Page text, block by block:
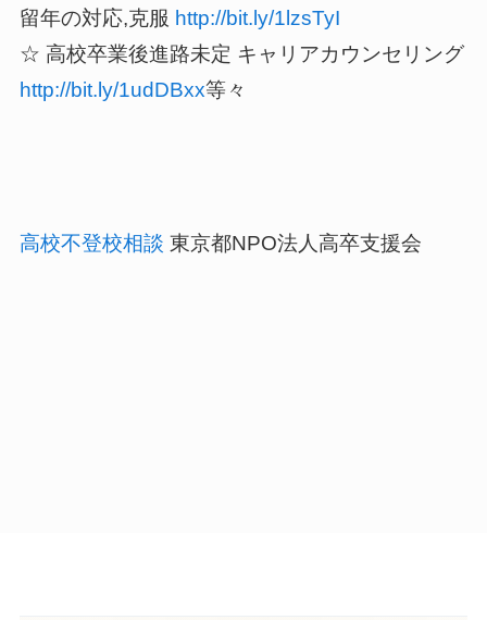
留年の対応,克服 http://bit.ly/1lzsTyI
☆ 高校卒業後進路未定 キャリアカウンセリング
http://bit.ly/1udDBxx等々
高校不登校相談 東京都NPO法人高卒支援会